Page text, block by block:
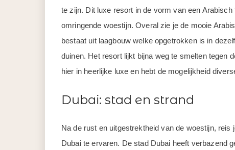
te zijn. Dit luxe resort in de vorm van een
omringende woestijn. Overal zie je de mooie
bestaat uit laagbouw welke opgetrokken is in
duinen. Het resort lijkt bijna weg te smelten tegen
hier in heerlijke luxe en hebt de mogelijkheid
Dubai: stad en strand
Na de rust en uitgestrektheid van de woestijn,
Dubai te ervaren. De stad Dubai heeft verbazend